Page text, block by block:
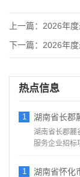
上一篇： 2026年度
下一篇： 2026年度
热点信息
1 湖南省长郡
湖南省长郡麓
服务企业招标
1 湖南省怀化